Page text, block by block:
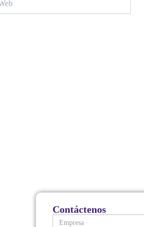
Contáctenos
Empresa